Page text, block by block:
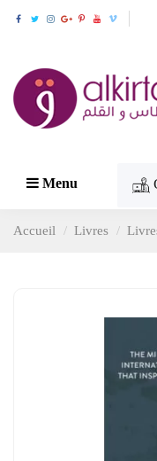
Menu
Accueil Livres